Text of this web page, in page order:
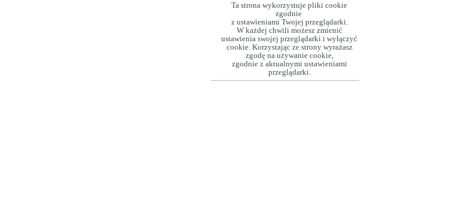
Ta strona wykorzystuje pliki cookie
zgodnie
z ustawieniami Twojej przeglądarki.
W każdej chwili możesz zmienić
ustawienia swojej przeglądarki i wyłączyć
cookie. Korzystając ze strony wyrażasz
zgodę na używanie cookie,
zgodnie z aktualnymi ustawieniami
przeglądarki.